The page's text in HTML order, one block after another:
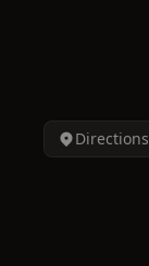
Directions